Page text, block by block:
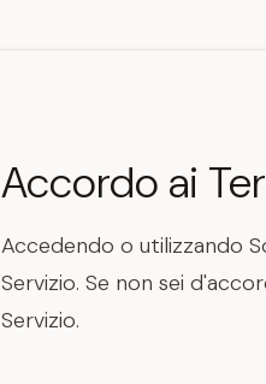
Accordo ai
Accedendo o utilizzando
Servizio. Se non sei
Servizio.